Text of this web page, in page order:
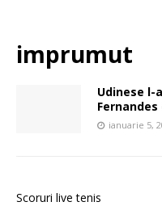
imprumut
Udinese l-
ianuarie 5,
Scoruri live tenis